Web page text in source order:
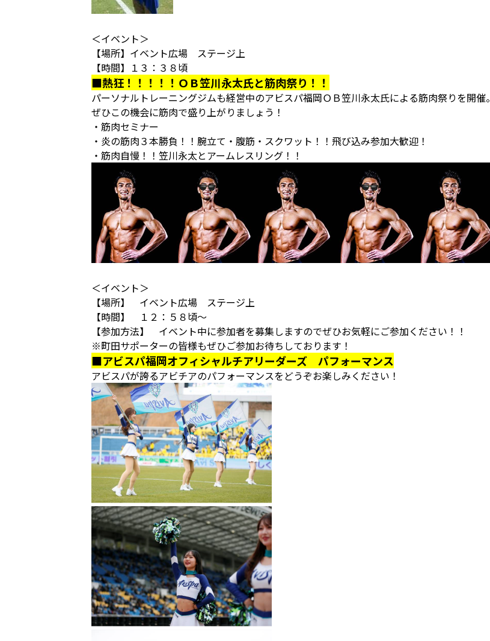
＜イベント＞
【場所】イベント広場 ステージ上
【時間】１３：３８頃
■熱狂！！！！！ＯＢ笠川永太氏と筋肉祭り！！
パーソナルトレーニングジムも経営中のアビスパ福岡ＯＢ笠川永太氏による筋肉祭りを開催。
ぜひこの機会に筋肉で盛り上がりましょう！
・筋肉セミナー
・炎の筋肉３本勝負！！腕立て・腹筋・スクワット！！飛び込み参加大歓迎！
・筋肉自慢！！笠川永太とアームレスリング！！
＜イベント＞
【場所】 イベント広場 ステージ上
【時間】 １２：５８頃～
【参加方法】 イベント中に参加者を募集しますのでぜひお気軽にご参加ください！！
※町田サポーターの皆様もぜひご参加お待ちしております！
■アビスパ福岡オフィシャルチアリーダーズ パフォーマンス
アビスパが誇るアビチアのパフォーマンスをどうぞお楽しみください！